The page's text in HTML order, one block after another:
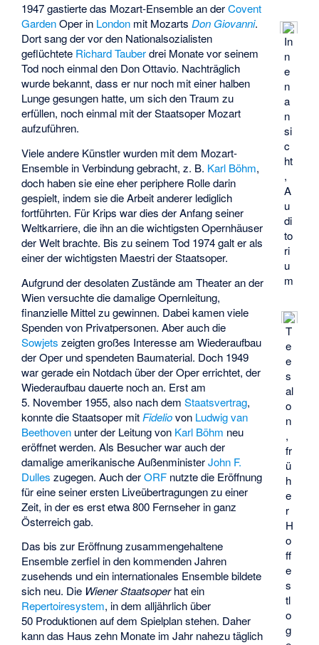
In
n
e
n
a
n
si
c
ht
,
A
u
di
to
ri
u
m
T
e
e
s
al
o
n
,
fr
ü
h
e
r
H
o
ff
e
s
tl
o
g
1947 gastierte das Mozart-Ensemble an derCovent
GardenOper in London mit MozartsDon Giovanni.
Dort sang der vor den Nationalsozialisten
geflüchtete Richard Tauberdrei Monate vor seinem
Tod noch einmal den Don Ottavio. Nachträglich
wurde bekannt, dass er nur noch mit einer halben
Lunge gesungen hatte, um sich den Traum zu
erfüllen, noch einmal mit der Staatsoper Mozart
aufzuführen.
Viele andere Künstler wurden mit dem Mozart-
Ensemble in Verbindung gebracht, z. B. Karl Böhm,
doch haben sie eine eher periphere Rolle darin
gespielt, indem sie die Arbeit anderer lediglich
fortführten. Für Krips war dies der Anfang seiner
Weltkarriere, die ihn an die wichtigsten Opernhäuser
der Welt brachte. Bis zu seinem Tod 1974 galt er als
einer der wichtigsten Maestri der Staatsoper.
Aufgrund der desolaten Zustände am Theater an der
Wien versuchte die damalige Opernleitung,
finanzielle Mittel zu gewinnen. Dabei kamen viele
Spenden von Privatpersonen. Aber auch die
Sowjets zeigten großes Interesse am Wiederaufbau
der Oper und spendeten Baumaterial. Doch 1949
war gerade ein Notdach über der Oper errichtet, der
Wiederaufbau dauerte noch an. Erst am
5. November 1955, also nach demStaatsvertrag,
konnte die Staatsoper mit Fideliovon Ludwig van
Beethoven unter der Leitung von Karl Böhm neu
eröffnet werden. Als Besucher war auch der
damalige amerikanische AußenministerJohn F.
Dulles zugegen. Auch derORF nutzte die Eröffnung
für eine seiner ersten Liveübertragungen zu einer
Zeit, in der es erst etwa 800 Fernseher in ganz
Österreich gab.
Das bis zur Eröffnung zusammengehaltene
Ensemble zerfiel in den kommenden Jahren
zusehends und ein internationales Ensemble bildete
sich neu. Die Wiener Staatsoperhat ein
Repertoiresystem, in dem alljährlich über
50 Produktionen auf dem Spielplan stehen. Daher
kann das Haus zehn Monate im Jahr nahezu täglich